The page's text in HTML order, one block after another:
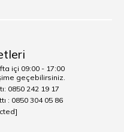
içi 09:00 - 17:00
geçebilirsiniz.
0850 242 19 17
: 0850 304 05 86